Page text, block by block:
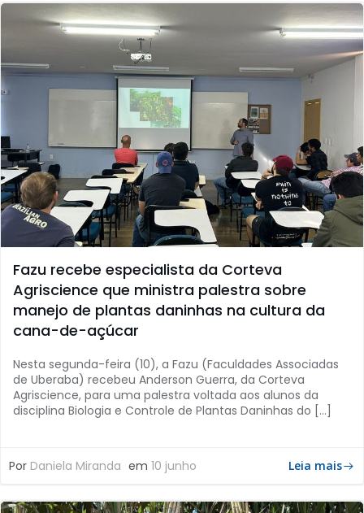
Fazu recebe especialista da Corteva
Agriscience que ministra palestra sobre
manejo de plantas daninhas na cultura da
cana-de-açúcar
Nesta segunda-feira (10), a Fazu (Faculdades Associadas
de Uberaba) recebeu Anderson Guerra, da Corteva
Agriscience, para uma palestra voltada aos alunos da
disciplina Biologia e Controle de Plantas Daninhas do […]
Por Daniela Miranda em 10 junho Leia mais